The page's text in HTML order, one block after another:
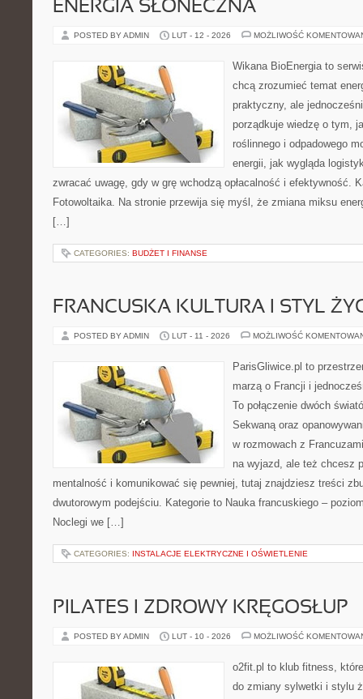
ENERGIA SŁONECZNA
POSTED BY ADMIN LUT - 12 - 2026 MOŻLIWOŚĆ
Wikana BioEnergia to
chcą zrozumieć temat
praktyczny, ale
porządkuje wiedzę o tym,
roślinnego i odpadowego
energii, jak wygląda
zwracać uwagę, gdy w grę wchodzą opłacalność i efektywność.
Fotowoltaika. Na stronie przewija się myśl, że zmiana miksu
[…]
CATEGORIES: BUDŻET I FINANSE
FRANCUSKA KULTURA I STYL
POSTED BY ADMIN LUT - 11 - 2026 MOŻLIWOŚĆ
ParisGliwice.pl to
marzą o Francji i
To połączenie dwóch
Sekwaną oraz
w rozmowach z
na wyjazd, ale też chcesz
mentalność i komunikować się pewniej, tutaj znajdziesz treści
dwutorowym podejściu. Kategorie to Nauka francuskiego –
Noclegi we […]
CATEGORIES: INSTALACJE ELEKTRYCZNE I OŚWIETLENIE
PILATES I ZDROWY KRĘGOSŁUP
POSTED BY ADMIN LUT - 10 - 2026 MOŻLIWOŚĆ
o2fit.pl to klub fitness,
do zmiany sylwetki i stylu